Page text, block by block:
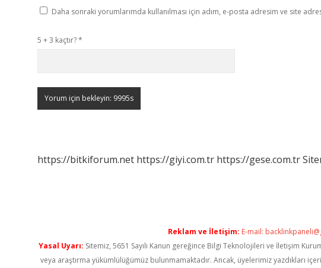
Daha sonraki yorumlarımda kullanılması için adım, e-posta adresim ve site
5 + 3 kaçtır?*
https://bitkiforum.net https://giyi.com.tr https://gese.com.tr
Reklam ve İletişim: E-mail:
Yasal Uyarı: Sitemiz, 5651 Sayılı Kanun gereğince Bilgi Teknolojileri ve İletişim
veya araştırma yükümlülüğümüz bulunmamaktadır. Ancak, üyelerimiz yazdıkları